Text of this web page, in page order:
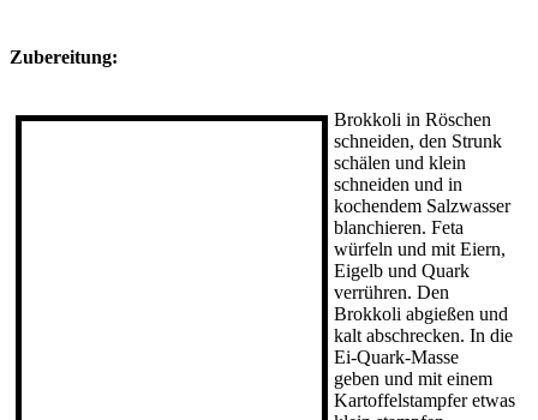
Zubereitung:
Brokkoli in Röschen
schneiden, den Strunk
schälen und klein
schneiden und in
kochendem Salzwasser
blanchieren. Feta
würfeln und mit Eiern,
Eigelb und Quark
verrühren. Den
Brokkoli abgießen und
kalt abschrecken. In die
Ei-Quark-Masse
geben und mit einem
Kartoffelstampfer etwas